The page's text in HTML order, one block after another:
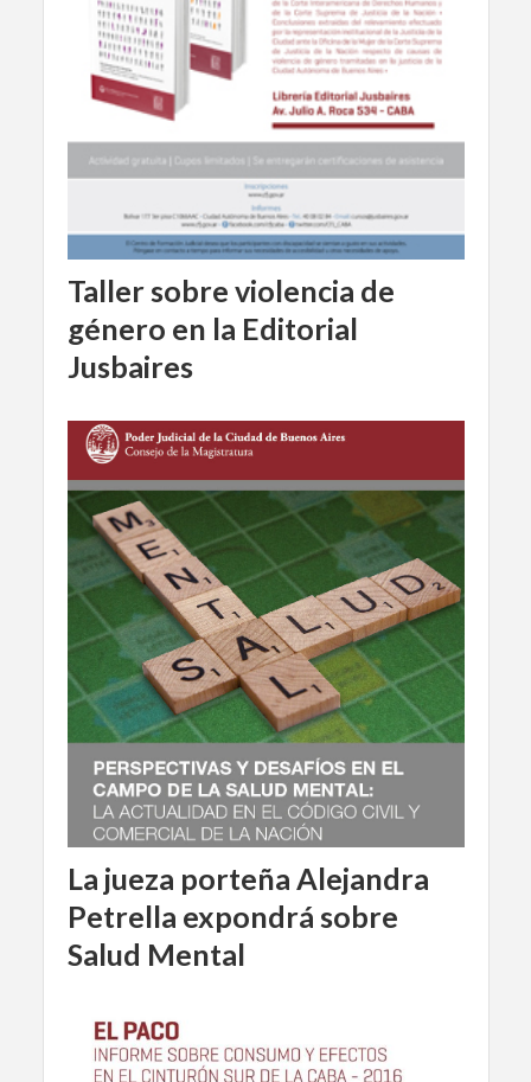
Taller sobre violencia de
género en la Editorial
Jusbaires
La jueza porteña Alejandra
Petrella expondrá sobre
Salud Mental